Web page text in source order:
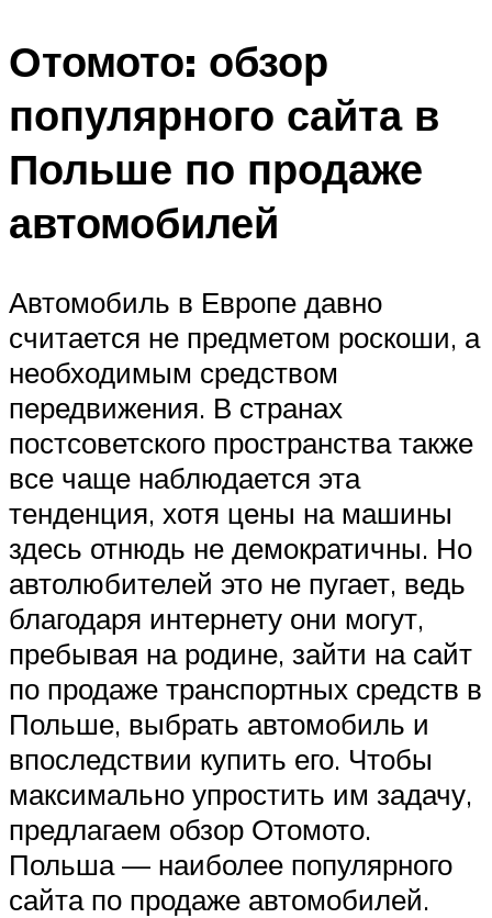
Отомото: обзор
популярного сайта в
Польше по продаже
автомобилей
Автомобиль в Европе давно
считается не предметом роскоши, а
необходимым средством
передвижения. В странах
постсоветского пространства также
все чаще наблюдается эта
тенденция, хотя цены на машины
здесь отнюдь не демократичны. Но
автолюбителей это не пугает, ведь
благодаря интернету они могут,
пребывая на родине, зайти на сайт
по продаже транспортных средств в
Польше, выбрать автомобиль и
впоследствии купить его. Чтобы
максимально упростить им задачу,
предлагаем обзор Отомото.
Польша — наиболее популярного
сайта по продаже автомобилей.